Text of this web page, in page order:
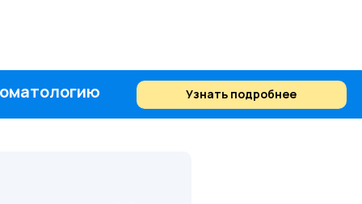
Узнать подробнее